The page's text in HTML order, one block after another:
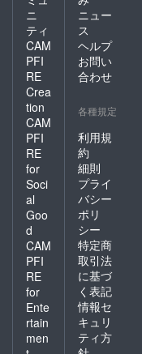
ニ
ティ
CAM
PFI
RE
Crea
tion
CAM
PFI
RE
for
Soci
al
Goo
d
CAM
PFI
RE
for
Ente
rtain
men
ニュー
ス
ヘルプ
お問い
合わせ
各種規定
利用規
約
細則
プライ
バシー
ポリ
シー
特定商
取引法
に基づ
く表記
情報セ
キュリ
ティ方